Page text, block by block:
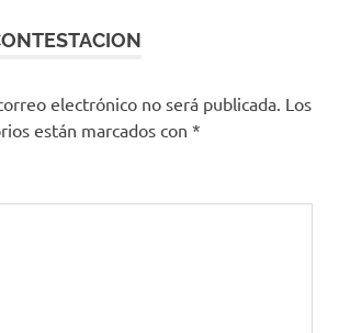
electrónico no será publicada. Los
están marcados con *